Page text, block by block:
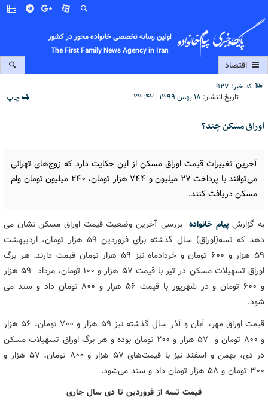
اولین رسانه تخصصی خانواده محور در کشور
The First Family News Agency in Iran
اقتصاد
کد خبر: 927
تاریخ انتشار: ۱۸ بهمن ۱۳۹۹ - ۲۳:۴۲ چاپ
اوراق مسکن چند؟
آخرین تغییرات قیمت اوراق مسکن از این حکایت دارد که زوج‌های تهرانی
می‌توانند با پرداخت ۲۷ میلیون و ۷۴۴ هزار تومان، ۲۴۰ میلیون تومان وام
مسکن دریافت کنند.
به گزارشپیام خانواده بررسی آخرین وضعیت قیمت اوراق مسکن نشان می
دهد که تسه(اوراق) سال گذشته برای فروردین ۵۹ هزار تومان، اردیبهشت
۵۹ هزار و ۶۰۰ تومان و خردادماه نیز ۵۹ هزار تومان قیمت دارند. هر برگ
اوراق تسهیلات مسکن در تیر با قیمت ۵۷ هزار و ۱۰۰ تومان، مرداد ۵۹ هزار
و ۶۰۰ تومان و در شهریور با قیمت ۵۶ هزار و ۸۰۰ تومان داد و ستد می
شود.
قیمت اوراق مهر، آبان و آذر سال گذشته نیز ۵۹ هزار و ۷۰۰ تومان، ۵۶ هزار
و ۸۰۰ تومان و ۵۷ هزار و ۲۰۰ تومان بوده و هر برگ اوراق تسهیلات مسکن
در دی، بهمن و اسفند نیز با قیمت‌های ۵۷ هزار و ۸۰۰ تومان، ۵۷ هزار و
۳۰۰ تومان و ۵۸ هزار تومان داد و ستد می‌شود.
قیمت تسه از فروردین تا دی سال جاری